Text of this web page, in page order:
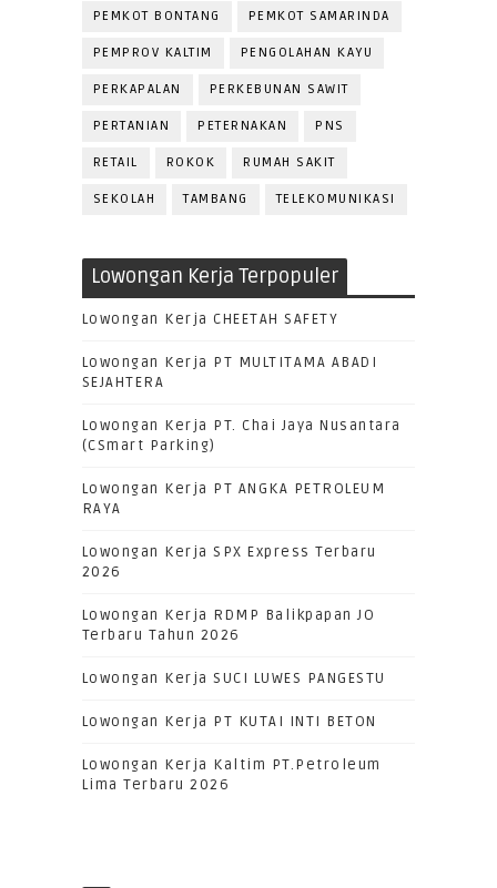
PEMKOT BONTANG PEMKOT SAMARINDA
PEMPROV KALTIM PENGOLAHAN KAYU
PERKAPALAN PERKEBUNAN SAWIT
PERTANIAN PETERNAKAN PNS
RETAIL ROKOK RUMAH SAKIT
SEKOLAH TAMBANG TELEKOMUNIKASI
Lowongan Kerja Terpopuler
Lowongan Kerja CHEETAH SAFETY
Lowongan Kerja PT MULTITAMA ABADI
SEJAHTERA
Lowongan Kerja PT. Chai Jaya Nusantara
(CSmart Parking)
Lowongan Kerja PT ANGKA PETROLEUM
RAYA
Lowongan Kerja SPX Express Terbaru
2026
Lowongan Kerja RDMP Balikpapan JO
Terbaru Tahun 2026
Lowongan Kerja SUCI LUWES PANGESTU
Lowongan Kerja PT KUTAI INTI BETON
Lowongan Kerja Kaltim PT.Petroleum
Lima Terbaru 2026